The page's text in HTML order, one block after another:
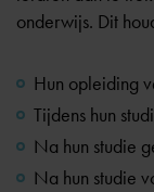
onderwijs. Dit
Hun opleiding
Tijdens hun
Na hun studie
Na hun studie